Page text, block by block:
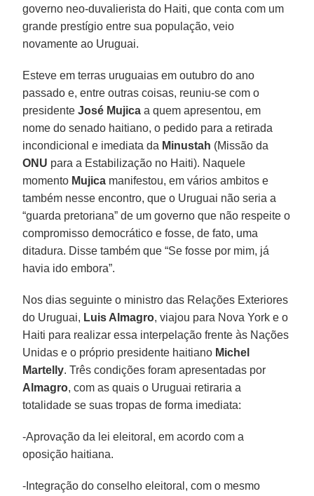
governo neo-duvalierista do Haiti, que conta com um
grande prestígio entre sua população, veio
novamente ao Uruguai.
Esteve em terras uruguaias em outubro do ano
passado e, entre outras coisas, reuniu-se com o
presidenteJosé Mujica a quem apresentou, em
nome do senado haitiano, o pedido para a retirada
incondicional e imediata da Minustah (Missão da
ONU para a Estabilização no Haiti). Naquele
momento Mujica manifestou, em vários ambitos e
também nesse encontro, que o Uruguai não seria a
“guarda pretoriana” de um governo que não respeite o
compromisso democrático e fosse, de fato, uma
ditadura. Disse também que “Se fosse por mim, já
havia ido embora”.
Nos dias seguinte o ministro das Relações Exteriores
do Uruguai, Luis Almagro, viajou para Nova York e o
Haiti para realizar essa interpelação frente às Nações
Unidas e o próprio presidente haitiano Michel
Martelly. Três condições foram apresentadas por
Almagro, com as quais o Uruguai retiraria a
totalidade se suas tropas de forma imediata:
-Aprovação da lei eleitoral, em acordo com a
oposição haitiana.
-Integração do conselho eleitoral, com o mesmo